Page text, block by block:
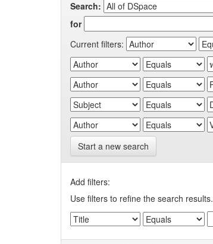
Search:
for
Current filters:
Start a new search
Add filters:
Use filters to refine the search results.